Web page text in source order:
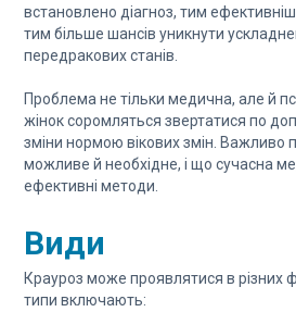
встановлено діагноз, тим
тим більше шансів уникнути
передракових станів.
Проблема не тільки медична, але й
жінок соромляться звертатися по
зміни нормою вікових змін. Важливо
можливе й необхідне, і що сучасна
ефективні методи.
Види
Крауроз може проявлятися в різних
типи включають: